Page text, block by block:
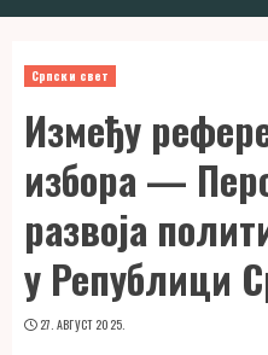
Menu
Српски свет
Између
избора —
развоја
у Републици
27. АВГУСТ 2025.